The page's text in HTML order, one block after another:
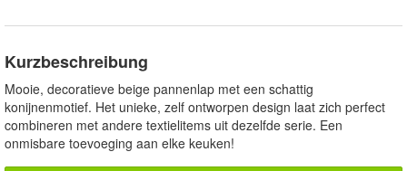
Kurzbeschreibung
Mooie, decoratieve beige pannenlap met een schattig
konijnenmotief. Het unieke, zelf ontworpen design laat zich perfect
combineren met andere textielitems uit dezelfde serie. Een
onmisbare toevoeging aan elke keuken!